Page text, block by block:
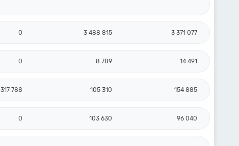
0 3 488 815 3 371 077
0 8 789 14 491
317 788 105 310 154 885
0 103 630 96 040